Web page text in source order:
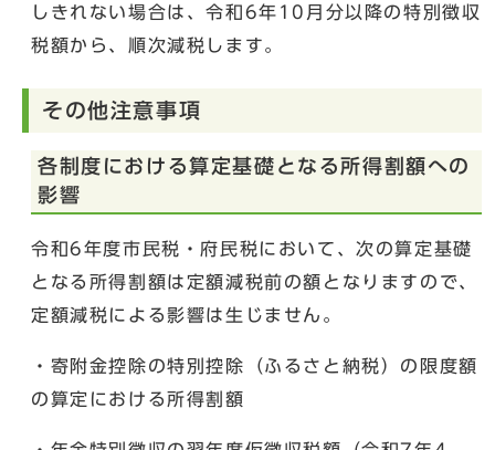
しきれない場合は、令和6年10月分以降の特別徴収
税額から、順次減税します。
その他注意事項
各制度における算定基礎となる所得割額への
影響
令和6年度市民税・府民税において、次の算定基礎
となる所得割額は定額減税前の額となりますので、
定額減税による影響は生じません。
・寄附金控除の特別控除（ふるさと納税）の限度額
の算定における所得割額